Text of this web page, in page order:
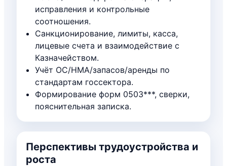
исправления и контрольные
соотношения.
Санкционирование, лимиты, касса,
лицевые счета и взаимодействие с
Казначейством.
Учёт ОС/НМА/запасов/аренды по
стандартам госсектора.
Формирование форм 0503***, сверки,
пояснительная записка.
Перспективы трудоустройства и
роста